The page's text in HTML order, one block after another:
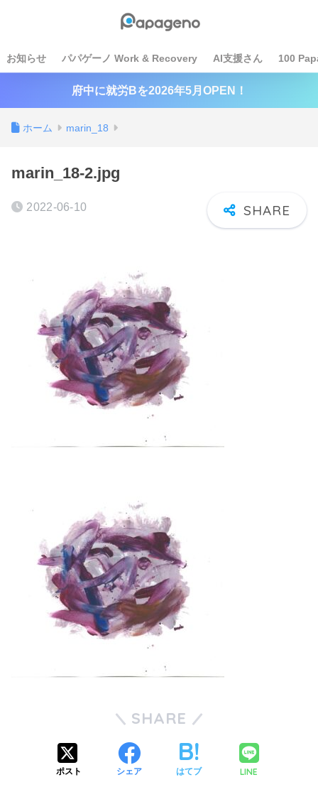
お知らせ パパゲーノ Work & Recovery AI支援さん 100
府中に就労Bを2026年5月OPEN！
ホーム marin_18
marin_18-2.jpg
2022-06-10
SHARE
ポスト シェア はてブ LINE